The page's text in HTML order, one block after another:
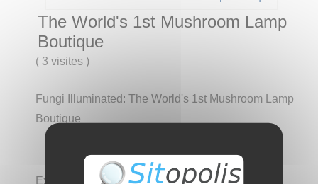
The World's 1st Mushroom Lamp
Boutique
( 3 visites)
Fungi Illuminated: The World's 1st Mushroom Lamp
Boutique
Explore our range of designer mushroom lamps.